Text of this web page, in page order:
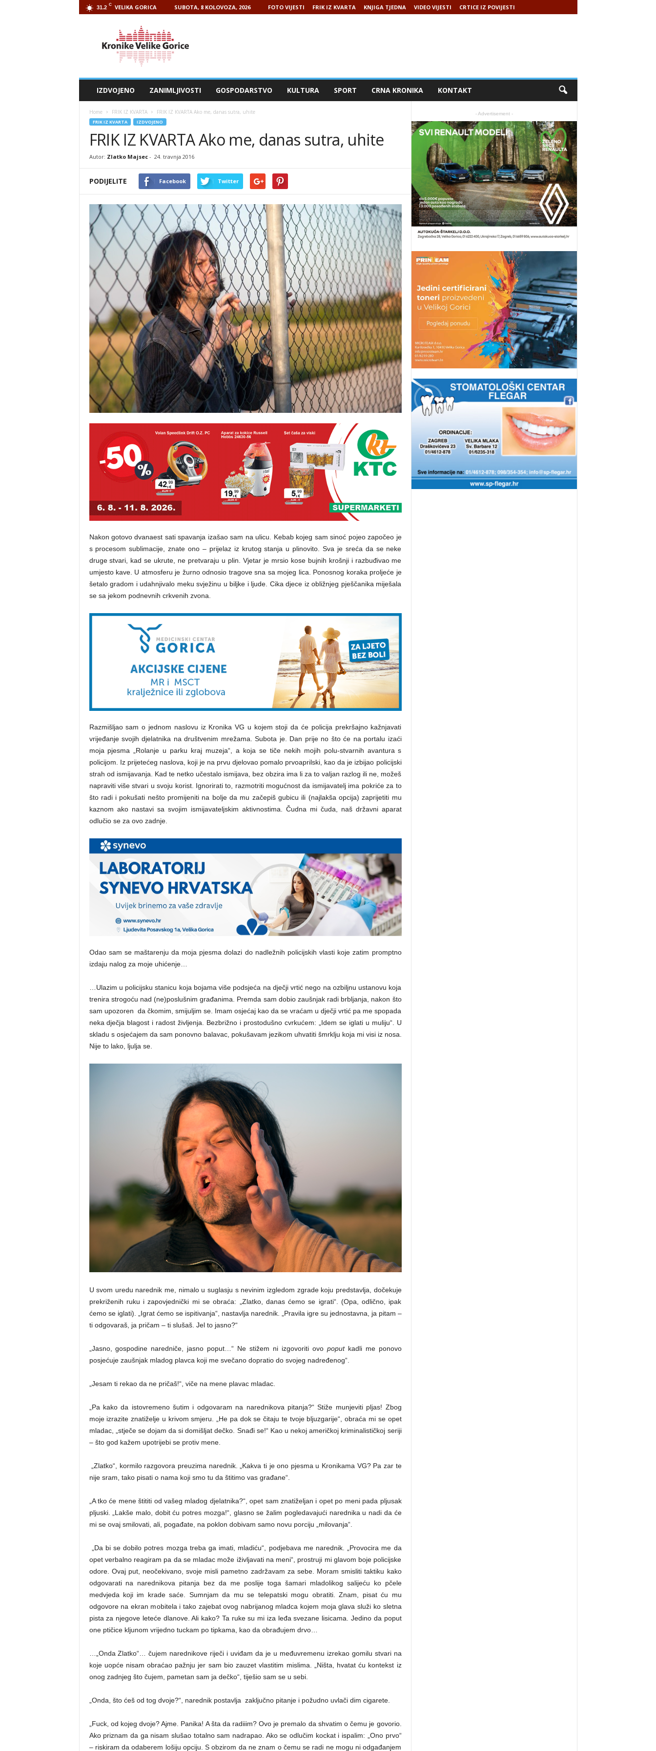
31.2 C VELIKA GORICA SUBOTA, 8 KOLOVOZA, 2026 FOTO VIJESTI FRIK IZ KVARTA KNJIGA TJEDNA VIDEO VIJESTI CRTICE IZ POVIJESTI
IZDVOJENO ZANIMLJIVOSTI GOSPODARSTVO KULTURA SPORT CRNA KRONIKA KONTAKT
Home FRIK IZ KVARTA FRIK IZ KVARTA Ako me, danas sutra, uhite
FRIK IZ KVARTA IZDVOJENO
FRIK IZ KVARTA Ako me, danas sutra, uhite
Autor: Zlatko Majsec- 24. travnja 2016
PODIJELITE Facebook Twitter
Nakon gotovo dvanaest sati spavanja izašao sam na ulicu. Kebab kojeg sam sinoć pojeo započeo je
s procesom sublimacije, znate ono – prijelaz iz krutog stanja u plinovito. Sva je sreća da se neke
druge stvari, kad se ukrute, ne pretvaraju u plin. Vjetar je mrsio kose bujnih krošnji i razbuđivao me
umjesto kave. U atmosferu je žurno odnosio tragove sna sa mojeg lica. Ponosnog koraka proljeće je
šetalo gradom i udahnjivalo meku svježinu u biljke i ljude. Cika djece iz obližnjeg pješčanika miješala
se sa jekom podnevnih crkvenih zvona.
Razmišljao sam o jednom naslovu iz Kronika VG u kojem stoji da će policija prekršajno kažnjavati
vrijeđanje svojih djelatnika na društvenim mrežama. Subota je. Dan prije no što će na portalu izaći
moja pjesma „Rolanje u parku kraj muzeja“, a koja se tiče nekih mojih polu-stvarnih avantura s
policijom. Iz prijetećeg naslova, koji je na prvu djelovao pomalo prvoaprilski, kao da je izbijao policijski
strah od ismijavanja. Kad te netko učestalo ismijava, bez obzira ima li za to valjan razlog ili ne, možeš
napraviti više stvari u svoju korist. Ignorirati to, razmotriti mogućnost da ismijavatelj ima pokriće za to
što radi i pokušati nešto promijeniti na bolje da mu začepiš gubicu ili (najlakša opcija) zaprijetiti mu
kaznom ako nastavi sa svojim ismijavateljskim aktivnostima. Čudna mi čuda, naš državni aparat
odlučio se za ovo zadnje.
Odao sam se maštarenju da moja pjesma dolazi do nadležnih policijskih vlasti koje zatim promptno
izdaju nalog za moje uhićenje…
…Ulazim u policijsku stanicu koja bojama više podsjeća na dječji vrtić nego na ozbiljnu ustanovu koja
trenira strogoću nad (ne)poslušnim građanima. Premda sam dobio zaušnjak radi brbljanja, nakon što
sam upozoren da čkomim, smijuljim se. Imam osjećaj kao da se vraćam u dječji vrtić pa me spopada
neka dječja blagost i radost življenja. Bezbrižno i prostodušno cvrkućem: „Idem se iglati u muliju“. U
skladu s osjećajem da sam ponovno balavac, pokušavam jezikom uhvatiti šmrklju koja mi visi iz nosa.
Nije to lako, ljulja se.
U svom uredu narednik me, nimalo u suglasju s nevinim izgledom zgrade koju predstavlja, dočekuje
prekriženih ruku i zapovjednički mi se obraća: „Zlatko, danas ćemo se igrati“. (Opa, odlično, ipak
ćemo se iglati). „Igrat ćemo se ispitivanja“, nastavlja narednik. „Pravila igre su jednostavna, ja pitam –
ti odgovaraš, ja pričam – ti slušaš. Jel to jasno?“
„Jasno, gospodine naredniče, jasno poput…“ Ne stižem ni izgovoriti ovo poputkadli me ponovo
posjećuje zaušnjak mladog plavca koji me svečano dopratio do svojeg nadređenog“.
„Jesam ti rekao da ne pričaš!“, viče na mene plavac mladac.
„Pa kako da istovremeno šutim i odgovaram na narednikova pitanja?“ Stiže munjeviti pljas! Zbog
moje izrazite znatiželje u krivom smjeru. „He pa dok se čitaju te tvoje bljuzgarije“, obraća mi se opet
mladac, „stječe se dojam da si domišljat dečko. Snađi se!“ Kao u nekoj američkoj kriminalističkoj seriji
– što god kažem upotrijebi se protiv mene.
„Zlatko“, kormilo razgovora preuzima narednik. „Kakva ti je ono pjesma u Kronikama VG? Pa zar te
nije sram, tako pisati o nama koji smo tu da štitimo vas građane“.
„A tko će mene štititi od vašeg mladog djelatnika?“, opet sam znatiželjan i opet po meni pada pljusak
pljuski. „Lakše malo, dobit ću potres mozga!“, glasno se žalim pogledavajući narednika u nadi da će
mi se ovaj smilovati, ali, pogađate, na poklon dobivam samo novu porciju „milovanja“.
„Da bi se dobilo potres mozga treba ga imati, mladiću“, podjebava me narednik. „Provocira me da
opet verbalno reagiram pa da se mladac može iživljavati na meni“, prostruji mi glavom boje policijske
odore. Ovaj put, neočekivano, svoje misli pametno zadržavam za sebe. Moram smisliti taktiku kako
odgovarati na narednikova pitanja bez da me poslije toga šamari mladolikog salijeću ko pčele
medvjeda koji im krade saće. Sumnjam da mu se telepatski mogu obratiti. Znam, pisat ću mu
odgovore na ekran mobitela i tako zajebat ovog nabrijanog mladca kojem moja glava služi ko sletna
pista za njegove leteće dlanove. Ali kako? Ta ruke su mi iza leđa svezane lisicama. Jedino da poput
one ptičice kljunom vrijedno tuckam po tipkama, kao da obrađujem drvo…
…„Onda Zlatko“… čujem narednikove riječi i uviđam da je u međuvremenu izrekao gomilu stvari na
koje uopće nisam obraćao pažnju jer sam bio zauzet vlastitim mislima. „Ništa, hvatat ću kontekst iz
onog zadnjeg što čujem, pametan sam ja dečko“, tiješio sam se u sebi.
„Onda, što ćeš od tog dvoje?“, narednik postavlja zaključno pitanje i požudno uvlači dim cigarete.
„Fuck, od kojeg dvoje? Ajme. Panika! A šta da radiiim? Ovo je premalo da shvatim o čemu je govorio.
Ako priznam da ga nisam slušao totalno sam nadrapao. Ako se odlučim kockat i ispalim: „Ono prvo“
– riskiram da odaberem lošiju opciju. S obzirom da ne znam o čemu se radi ne mogu ni odgađanjem
- Advertisement -